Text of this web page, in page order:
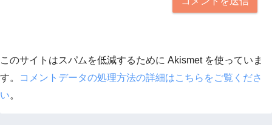
このサイトはスパムを低減するために Akismet を使っていま
す。
コメントデータの処理方法の詳細はこちらをご覧くださ
い。